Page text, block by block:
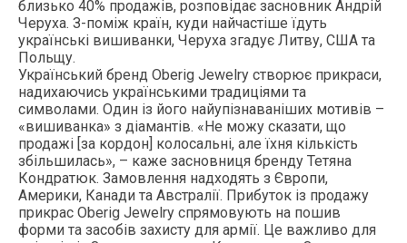
близько 40% продажів, розповідає засновник Андрій
Черуха. З-поміж країн, куди найчастіше їдуть
українські вишиванки, Черуха згадує Литву, США та
Польщу.
Український бренд Oberig Jewelry створює прикраси,
надихаючись українськими традиціями та
символами. Один із його найупізнаваніших мотивів –
«вишиванка» з діамантів. «Не можу сказати, що
продажі [за кордон] колосальні, але їхня кількість
збільшилась», – каже засновниця бренду Тетяна
Кондратюк. Замовлення надходять з Європи,
Америки, Канади та Австралії. Прибуток із продажу
прикрас Oberig Jewelry спрямовують на пошив
форми та засобів захисту для армії. Це важливо для